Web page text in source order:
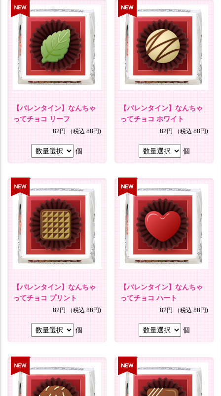
【バレンタイン】なんちゃ
ってチョコ リーフ
82円 （税込 88円)
個
【バレンタイン】なんちゃ
ってチョコ ホワイト
82円 （税込 88円)
個
【バレンタイン】なんちゃ
ってチョコ プリント
82円 （税込 88円)
個
【バレンタイン】なんちゃ
ってチョコ ハート
82円 （税込 88円)
個